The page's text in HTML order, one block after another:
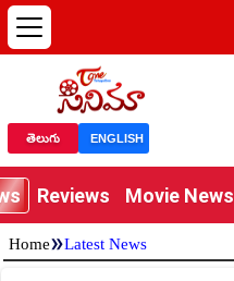
తెలుగు ENGLISH
Reviews Movie News
Home»Latest News